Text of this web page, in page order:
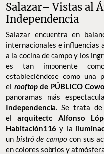
Salazar– Vistas al
Independencia
Salazar encuentra en
internacionales e influencias
a la cocina de campo y los
es tan imponente
estableciéndose como una
el rooftopde PÚBLICO
panoramas más
Independencia. Se trata de
el arquitecto Alfonso
Habitación116y la
un bistró de campo con sus
en colores sobrios y